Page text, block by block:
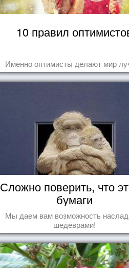
10 правил
Именно оптимисты делают мир
Сложно поверить, что
бумаги
Мы даем вам возможность
шедеврами!